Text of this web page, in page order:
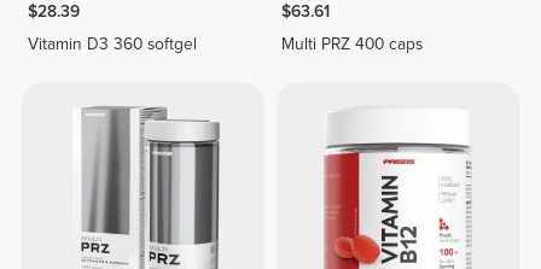
$28.39
Vitamin D3 360 softgel
$63.61
Multi PRZ 400 caps